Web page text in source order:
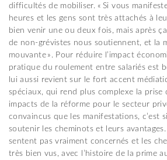
difficultés de mobiliser. « Si vous
heures et les gens sont très attachés à
bien venir une ou deux fois, mais après
de non-grévistes nous soutiennent, et la
mouvante ». Pour réduire l’impact
pratique du roulement entre salariés est
lui aussi revient sur le fort accent
spéciaux, qui rend plus complexe la prise
impacts de la réforme pour le secteur
convaincus que les manifestations, c’est
soutenir les cheminots et leurs avantages.
sentent pas vraiment concernés et les
très bien vus, avec l’histoire de la prime